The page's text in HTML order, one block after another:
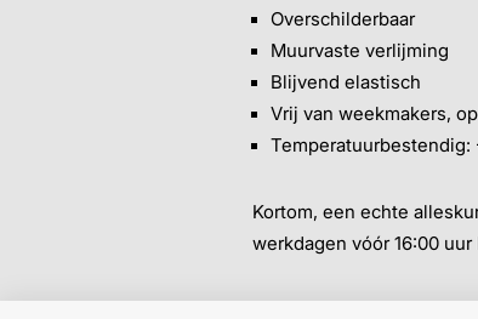
Overschilderbaar
Muurvaste verlijming
Blijvend elastisch
Vrij van weekmakers,
Temperatuurbestendig:
Kortom, een echte
werkdagen vóór 16:00